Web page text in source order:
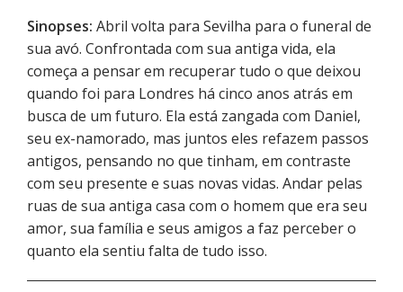
Sinopses: Abril volta para Sevilha para o funeral de
sua avó. Confrontada com sua antiga vida, ela
começa a pensar em recuperar tudo o que deixou
quando foi para Londres há cinco anos atrás em
busca de um futuro. Ela está zangada com Daniel,
seu ex-namorado, mas juntos eles refazem passos
antigos, pensando no que tinham, em contraste
com seu presente e suas novas vidas. Andar pelas
ruas de sua antiga casa com o homem que era seu
amor, sua família e seus amigos a faz perceber o
quanto ela sentiu falta de tudo isso.